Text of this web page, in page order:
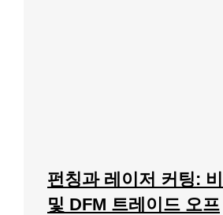
펀칭과 레이저 커팅:
및 DFM 트레이드 오프